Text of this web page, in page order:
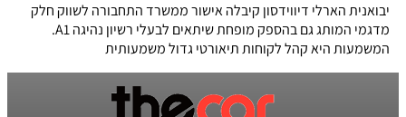
יבואנית הארלי דיווידסון קיבלה אישור ממשרד התחבורה לשווק חלק
מדגמי המותג גם בהספק מופחת שיתאים לבעלי רשיון נהיגה A1.
המשמעות היא קהל לקוחות תיאורטי גדול משמעותית